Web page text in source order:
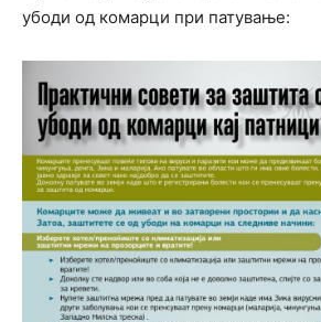
убоди од комарци при патување: